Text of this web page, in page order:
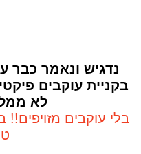
נדגיש ונאמר כבר
בקניית עוקבים
לא
בלי עוקבים